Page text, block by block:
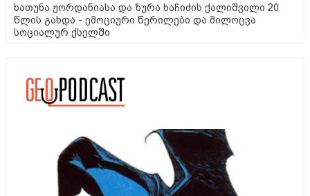
ხათუნა ჟორდანიასა და ზურა ხაჩიძის ქალიშვილი 20
წლის გახდა - ემოციური წერილები და მილოცვა
სოციალურ ქსელში